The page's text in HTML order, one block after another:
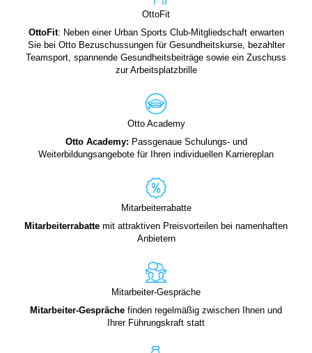
OttoFit
OttoFit: Neben einer Urban Sports Club-Mitgliedschaft erwarten
Sie bei Otto Bezuschussungen für Gesundheitskurse, bezahlter
Teamsport, spannende Gesundheitsbeiträge sowie ein Zuschuss
zur Arbeitsplatzbrille
Otto Academy
Otto Academy: Passgenaue Schulungs- und
Weiterbildungsangebote für Ihren individuellen Karriereplan
Mitarbeiterrabatte
Mitarbeiterrabatte mit attraktiven Preisvorteilen bei namenhaften
Anbietern
Mitarbeiter-Gespräche
Mitarbeiter-Gespräche finden regelmäßig zwischen Ihnen und
Ihrer Führungskraft statt